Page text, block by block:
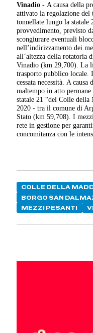
Vinadio - A causa della
attivato la regolazione
tonnellate lungo la statale
provvedimento, previsto
scongiurare eventuali
nell’indirizzamento dei
all’altezza della rotatoria
Vinadio (km 29,700). La
trasporto pubblico locale.
cessata necessità. A
maltempo in atto
statale 21 “del Colle
2020 - tra il comune di
Stato (km 59,708). I
rete in gestione per
concomitanza con le
COLLE DELLA
BORGO SAN
MEZZI PESANTI